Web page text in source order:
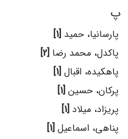
پ
پارسانیا، حمید [1]
پاکدل، محمد رضا [2]
پاهکیده، اقبال [1]
پرکان، حسین [1]
پریزاد، میلاد [1]
پناهی، اسماعیل [1]